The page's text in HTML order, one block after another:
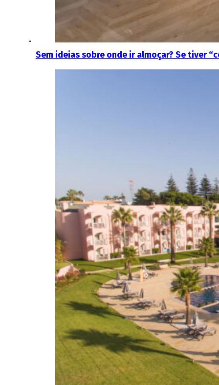
Sem ideias sobre onde ir almoçar? Se tiver